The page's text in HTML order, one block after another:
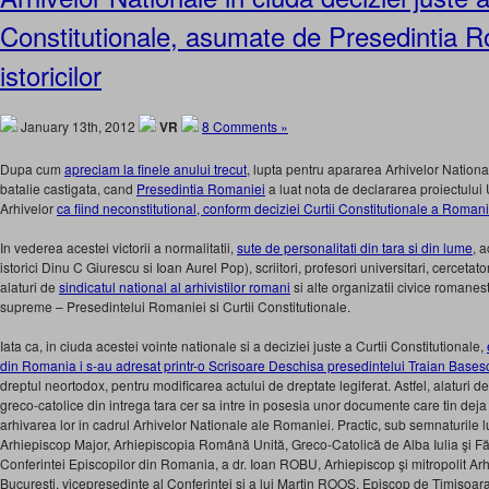
Constitutionale, asumate de Presedintia
istoricilor
January 13th, 2012 VR 8 Comments »
Dupa cum apreciam la finele anului trecut, lupta pentru apararea Arhivelor
batalie castigata, cand Presedintia Romaniei a luat nota de declararea proiectului
Arhivelorca fiind neconstitutional, conform deciziei Curtii Constitutionale a
In vederea acestei victorii a normalitatii, sute de personalitati din tara si din lume,
istorici Dinu C Giurescu si Ioan Aurel Pop), scriitori, profesori universitari,
alaturi de sindicatul national al arhivistilor romani si alte organizatii civice
supreme – Presedintelui Romaniei si Curtii Constitutionale.
Iata ca, in ciuda acestei vointe nationale si a deciziei juste a Curtii Constitutionale,
din Romania i s-au adresat printr-o Scrisoare Deschisa presedintelui Traian
dreptul neortodox, pentru modificarea actului de dreptate legiferat. Astfel, alaturi
greco-catolice din intrega tara cer sa intre in posesia unor documente care tin
arhivarea lor in cadrul Arhivelor Nationale ale Romaniei. Practic, sub semnaturile
Arhiepiscop Major, Arhiepiscopia Română Unită, Greco-Catolică de Alba Iulia şi
Conferintei Episcopilor din Romania, a dr. Ioan ROBU, Arhiepiscop şi mitropolit
Bucureşti, vicepreşedinte al Conferintei si a lui Martin ROOS, Episcop de